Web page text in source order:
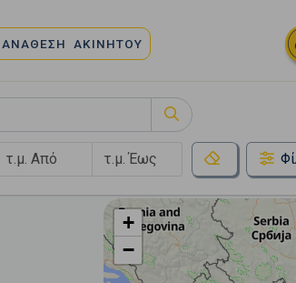
ΑΝΑΘΕΣΗ ΑΚΙΝΗΤΟΥ
+
−